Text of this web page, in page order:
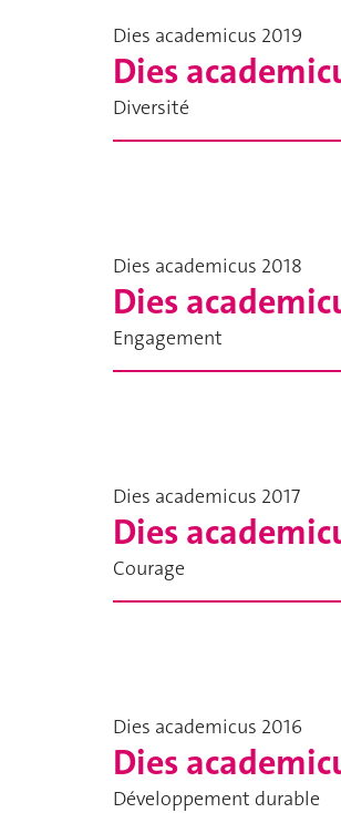
Dies academicus 2019
Dies
Diversité
Dies academicus 2018
Dies
Engagement
Dies academicus 2017
Dies
Courage
Dies academicus 2016
Dies
Développement durable